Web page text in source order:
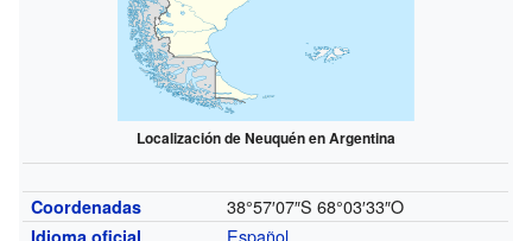
Localización de Neuquén en Argentina
Coordenadas 38°57′07″S 68°03′33″O
Idioma oficial Español